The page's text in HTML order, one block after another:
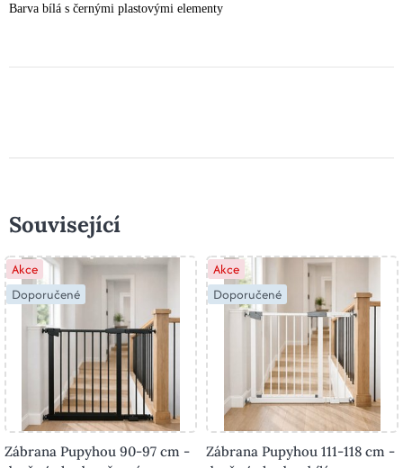
Barva bílá s černými plastovými elementy
Související
Akce
Doporučené
Zábrana Pupyhou 90-97 cm -
Akce
Doporučené
Zábrana Pupyhou 111-118 cm -